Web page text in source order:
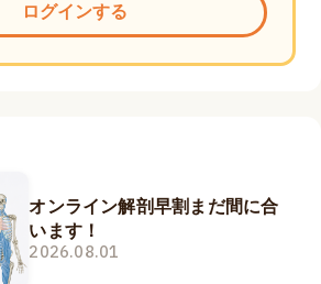
ログインする
オンライン解剖早割まだ間に合
います！
2026.08.01